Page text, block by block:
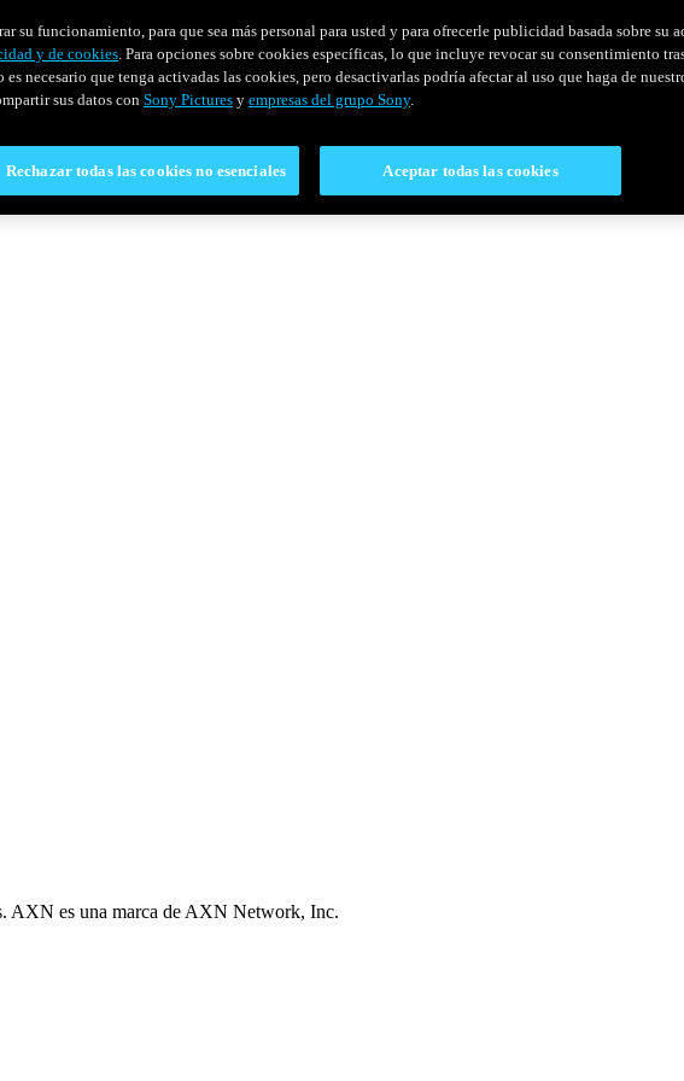
AXN es una marca de AXN Network, Inc.
funcionamiento, para que sea más personal para usted y para ofrecerle publicidad basada sobre su
y de cookies. Para opciones sobre cookies específicas, lo que incluye revocar su consentimiento
necesario que tenga activadas las cookies, pero desactivarlas podría afectar al uso que haga de
sus datos con Sony Pictures y empresas del grupo Sony.
Rechazar todas las cookies no esenciales Aceptar todas las cookies